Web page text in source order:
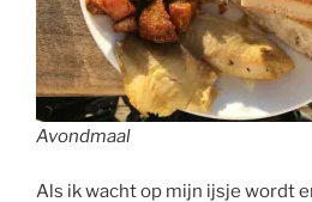
Avondmaal
Als ik wacht op mijn ijsje wordt